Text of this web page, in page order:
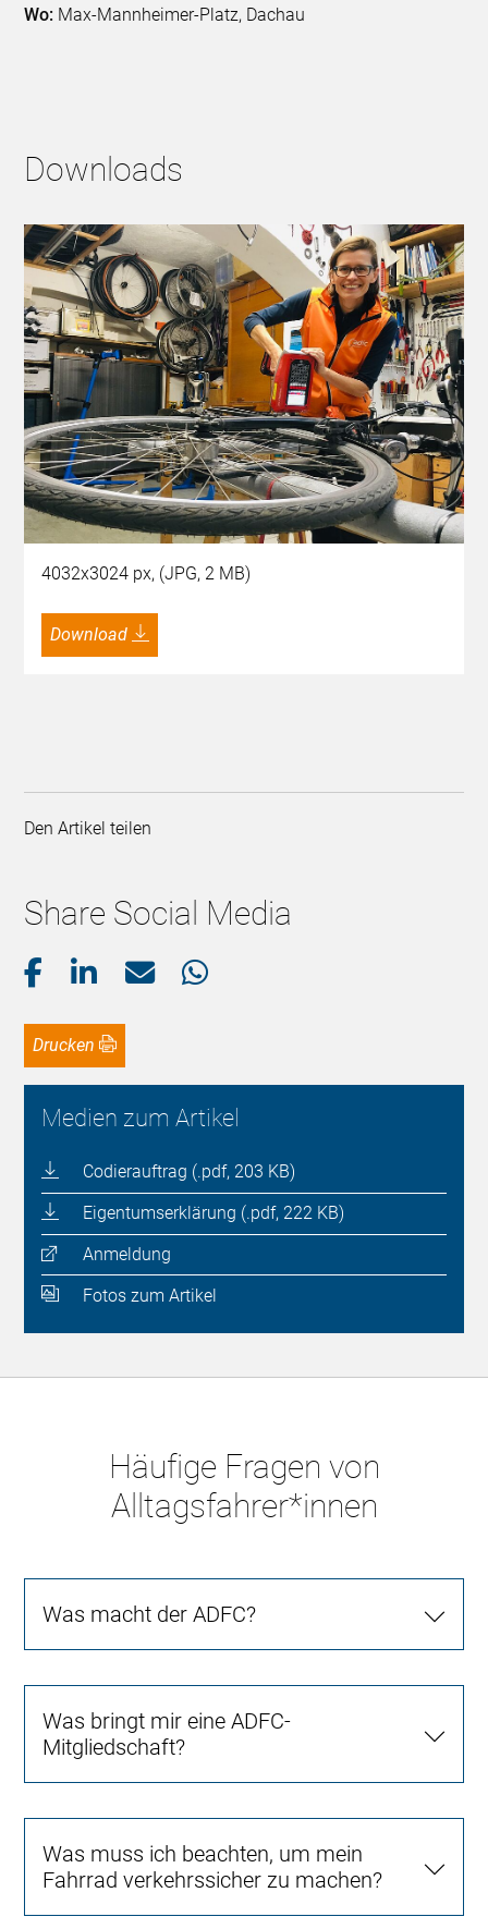
Wo: Max-Mannheimer-Platz, Dachau
Downloads
4032x3024 px, (JPG, 2 MB)
Download
Den Artikel teilen
Share Social Media
Drucken
Medien zum Artikel
Codierauftrag (.pdf, 203 KB)
Eigentumserklärung (.pdf, 222 KB)
Anmeldung
Fotos zum Artikel
Häufige Fragen von
Alltagsfahrer*innen
Was macht der ADFC?
Was bringt mir eine ADFC-
Mitgliedschaft?
Was muss ich beachten, um mein
Fahrrad verkehrssicher zu machen?